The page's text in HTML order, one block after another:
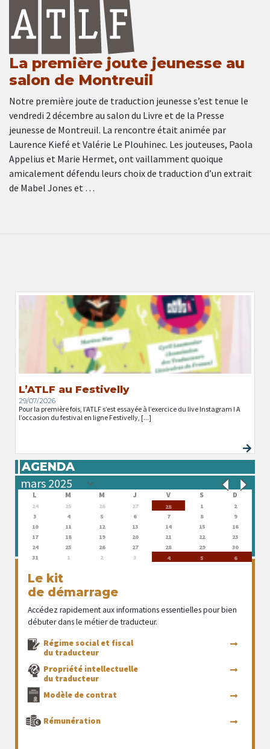
La première joute jeunesse au
salon de Montreuil
Notre première joute de traduction jeunesse s’est tenue le
vendredi 2 décembre au salon du Livre et de la Presse
jeunesse de Montreuil. La rencontre était animée par
Laurence Kiefé et Valérie Le Plouhinec. Les jouteuses, Paola
Appelius et Marie Hermet, ont vaillamment quoique
amicalement défendu leurs choix de traduction d’un extrait
de Mabel Jones et …
L’ATLF au Festivelly
29/07/2026
Pour la première fois, l’ATLF s’est essayée à l’exercice du live Instagram ! A
l’occasion du festival en ligne Festivelly, [...]
AGENDA
L M M J V S D
24 25 26 27 28 1
2
3
4 5 6 7 8
9
10
11 12 13 14 15
16
17
18 19 20 21 22
23
24
25 26 27 28 29
30
31
1 2 3 4 5 6
Le kit
de démarrage
Accédez rapidement aux informations essentielles pour bien
débuter dans le métier de traducteur.
Régime social et fiscal
du traducteur
Propriété intellectuelle
du traducteur
Modèle de contrat
Rémunération